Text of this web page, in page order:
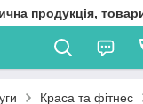
продукція,
Краса та фітнес